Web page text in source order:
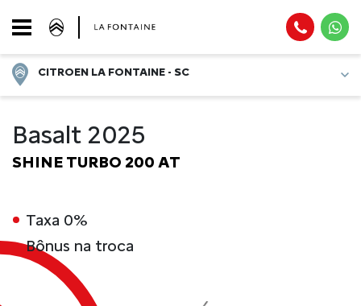
CITROEN LA FONTAINE - SC
Basalt 2025
SHINE TURBO 200 AT
Taxa 0%
Bônus na troca